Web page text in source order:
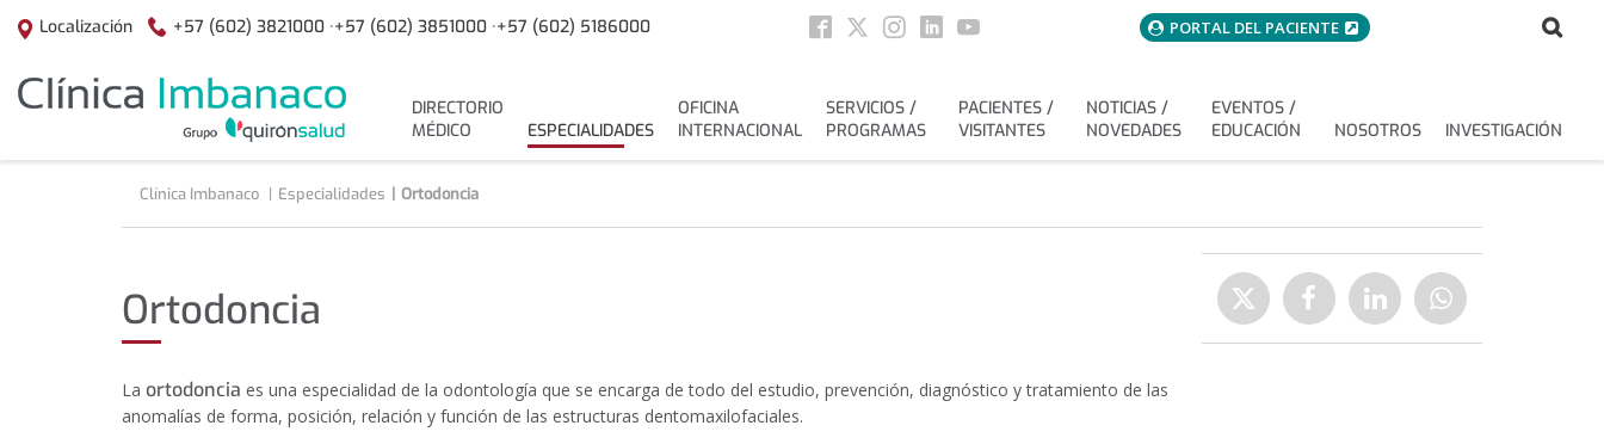
Localización +57 (602) 3821000 ·+57 (602) 3851000 ·+57 (602) 5186000
Social
menuAcceso
PORTAL DEL PACIENTE
Buscar
DIRECTORIO
MÉDICO
ESPECIALIDADES
OFICINA
INTERNACIONAL
SERVICIOS /
PROGRAMAS
PACIENTES /
VISITANTES
NOTICIAS /
NOVEDADES
EVENTOS /
EDUCACIÓN
NOSOTROS INVESTIGACIÓN
Clínica Imbanaco Especialidades Ortodoncia
Ortodoncia
CompartirEnviar
a
Compartir
en
Compartir
en
Compartir
en
La ortodoncia es una especialidad de la odontología que se encarga de todo del estudio, prevención, diagnóstico y tratamiento de las
anomalías de forma, posición, relación y función de las estructuras dentomaxilofaciales.